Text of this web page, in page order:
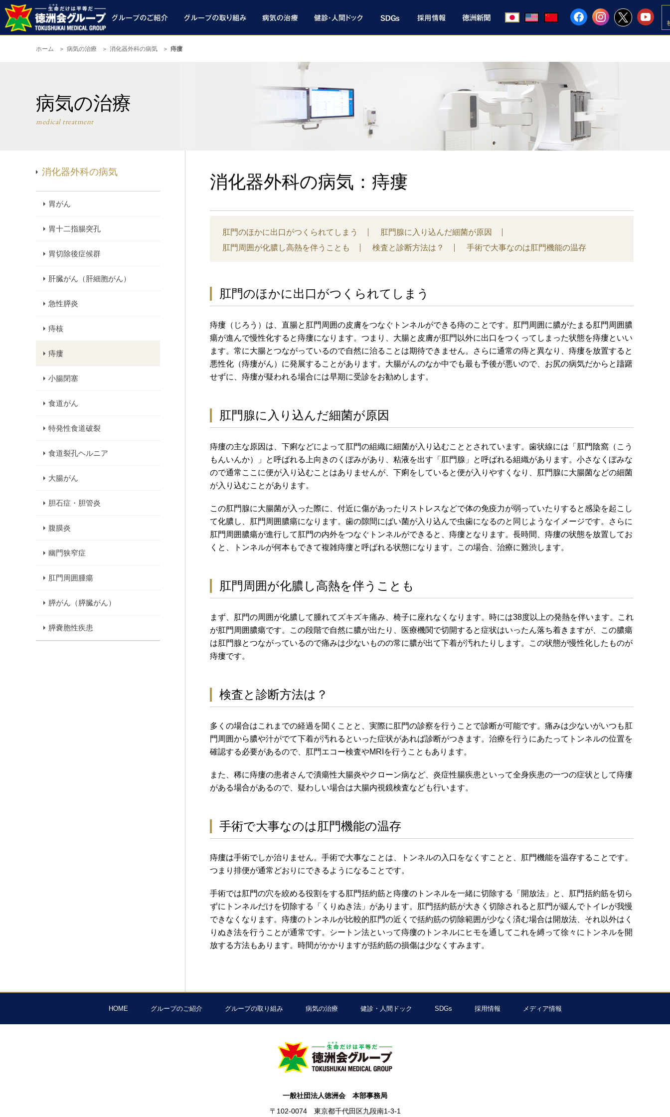
ホーム 病気の治療 消化器外科の病気 痔瘻
病気の治療
medical treatment
消化器外科の病気
胃がん
胃十二指腸突孔
胃切除後症候群
肝臓がん（肝細胞がん）
急性膵炎
痔核
痔瘻
小腸閉塞
食道がん
特発性食道破裂
食道裂孔ヘルニア
大腸がん
胆石症・胆管炎
腹膜炎
幽門狭窄症
肛門周囲腫瘍
膵がん（膵臓がん）
膵嚢胞性疾患
消化器外科の病気：痔瘻
肛門のほかに出口がつくられてしまう
肛門腺に入り込んだ細菌が原因
肛門周囲が化膿し高熱を伴うことも
検査と診断方法は？ 手術で大事なのは肛門機能の温存
肛門のほかに出口がつくられてしまう
痔瘻（じろう）は、直腸と肛門周囲の皮膚をつなぐトンネルができる痔のことです。肛門周囲に膿がたまる肛門周囲膿
瘍が進んで慢性化すると痔瘻になります。つまり、大腸と皮膚が肛門以外に出口をつくってしまった状態を痔瘻といい
ます。常に大腸とつながっているので自然に治ることは期待できません。さらに通常の痔と異なり、痔瘻を放置すると
悪性化（痔瘻がん）に発展することがあります。大腸がんのなか中でも最も予後が悪いので、お尻の病気だからと躊躇
せずに、痔瘻が疑われる場合には早期に受診をお勧めします。
肛門腺に入り込んだ細菌が原因
痔瘻の主な原因は、下痢などによって肛門の組織に細菌が入り込むこととされています。歯状線には「肛門陰窩（こう
もんいんか）」と呼ばれる上向きのくぼみがあり、粘液を出す「肛門腺」と呼ばれる組織があります。小さなくぼみな
ので通常ここに便が入り込むことはありませんが、下痢をしていると便が入りやすくなり、肛門腺に大腸菌などの細菌
が入り込むことがあります。
この肛門腺に大腸菌が入った際に、付近に傷があったりストレスなどで体の免疫力が弱っていたりすると感染を起こし
て化膿し、肛門周囲膿瘍になります。歯の隙間にばい菌が入り込んで虫歯になるのと同じようなイメージです。さらに
肛門周囲膿瘍が進行して肛門の内外をつなぐトンネルができると、痔瘻となります。長時間、痔瘻の状態を放置してお
くと、トンネルが何本もできて複雑痔瘻と呼ばれる状態になります。この場合、治療に難渋します。
肛門周囲が化膿し高熱を伴うことも
まず、肛門の周囲が化膿して腫れてズキズキ痛み、椅子に座れなくなります。時には38度以上の発熱を伴います。これ
が肛門周囲膿瘍です。この段階で自然に膿が出たり、医療機関で切開すると症状はいったん落ち着きますが、この膿瘍
は肛門腺とつながっているので痛みは少ないものの常に膿が出て下着が汚れたりします。この状態が慢性化したものが
痔瘻です。
検査と診断方法は？
多くの場合はこれまでの経過を聞くことと、実際に肛門の診察を行うことで診断が可能です。痛みは少ないがいつも肛
門周囲から膿や汁がでて下着が汚れるといった症状があれば診断がつきます。治療を行うにあたってトンネルの位置を
確認する必要があるので、肛門エコー検査やMRIを行うこともあります。
また、稀に痔瘻の患者さんで潰瘍性大腸炎やクローン病など、炎症性腸疾患といって全身疾患の一つの症状として痔瘻
がある場合があるので、疑わしい場合は大腸内視鏡検査なども行います。
手術で大事なのは肛門機能の温存
痔瘻は手術でしか治りません。手術で大事なことは、トンネルの入口をなくすことと、肛門機能を温存することです。
つまり排便が通常どおりにできるようになることです。
手術では肛門の穴を絞める役割をする肛門括約筋と痔瘻のトンネルを一緒に切除する「開放法」と、肛門括約筋を切ら
ずにトンネルだけを切除する「くりぬき法」があります。肛門括約筋が大きく切除されると肛門が緩んでトイレが我慢
できなくなります。痔瘻のトンネルが比較的肛門の近くで括約筋の切除範囲が少なく済む場合は開放法、それ以外はく
りぬき法を行うことが通常です。シートン法といって痔瘻のトンネルにヒモを通してこれを縛って徐々にトンネルを開
放する方法もあります。時間がかかりますが括約筋の損傷は少なくすみます。
HOME グループのご紹介 グループの取り組み 病気の治療 健診・人間ドック SDGs 採用情報 メディア情報
一般社団法人徳洲会 本部事務局
〒102-0074 東京都千代田区九段南1-3-1